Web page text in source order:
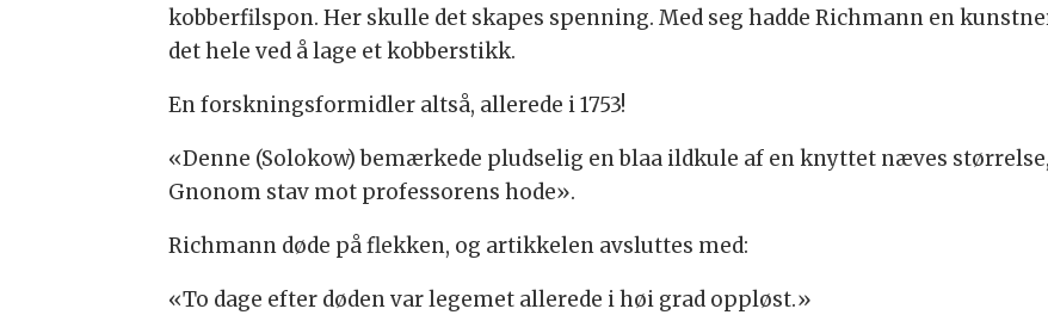
kobberfilspon. Her skulle det skapes spenning. Med seg hadde Richmann en
det hele ved å lage et kobberstikk.
En forskningsformidler altså, allerede i 1753!
«Denne (Solokow) bemærkede pludselig en blaa ildkule af en knyttet næves
Gnonom stav mot professorens hode».
Richmann døde på flekken, og artikkelen avsluttes med:
«To dage efter døden var legemet allerede i høi grad oppløst.»